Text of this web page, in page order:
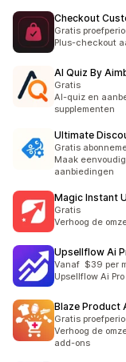
Checkout
Gratis
Plus-checkout
AI Quiz By
Gratis
AI-quiz en
supplementen
Ultimate
Gratis
Maak
aanbiedingen
Magic Instant
Gratis
Verhoog de
Upsellflow Ai
Vanaf $39 per
Upsellflow Ai
Blaze Product
Gratis
Verhoog de
add-ons